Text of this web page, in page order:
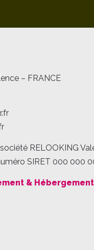
– FRANCE
RELOOKING
SIRET 000 000
& Hébergement